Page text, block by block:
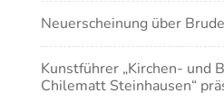
Neuerscheinung über
Kunstführer „Kirchen- und
Chilematt Steinhausen“